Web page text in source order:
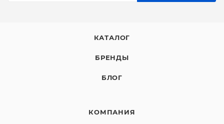
КАТАЛОГ
БРЕНДЫ
БЛОГ
КОМПАНИЯ